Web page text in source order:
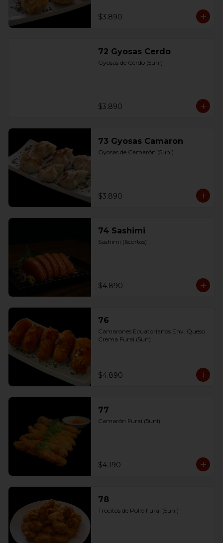
$3.890
72 Gyosas Cerdo
Gyosas de Cerdo (5uni)
$3.890
73 Gyosas Camaron
Gyosas de Camarón (5uni)
$3.890
74 Sashimi
Sashimi (6cortes)
$4.890
76
Camarones Ecuatorianos Env. Queso
Crema Furai (5un)
$4.890
77
Camarón Furai (5uni)
$4.190
78
Trocitos de Pollo Furai (5uni)